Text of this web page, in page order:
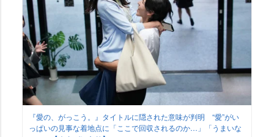
『愛の、がっこう。』タイトルに隠された意味が判明 “愛”がい
っぱいの見事な着地点に「ここで回収されるのか…」「うまいな